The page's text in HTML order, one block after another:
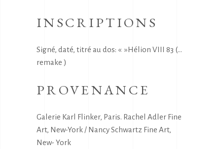
INSCRIPTIONS
Signé, daté, titré au dos: « »Hélion VIII 83 (…
remake )
PROVENANCE
Galerie Karl Flinker, Paris. Rachel Adler Fine
Art, New-York / Nancy Schwartz Fine Art,
New- York